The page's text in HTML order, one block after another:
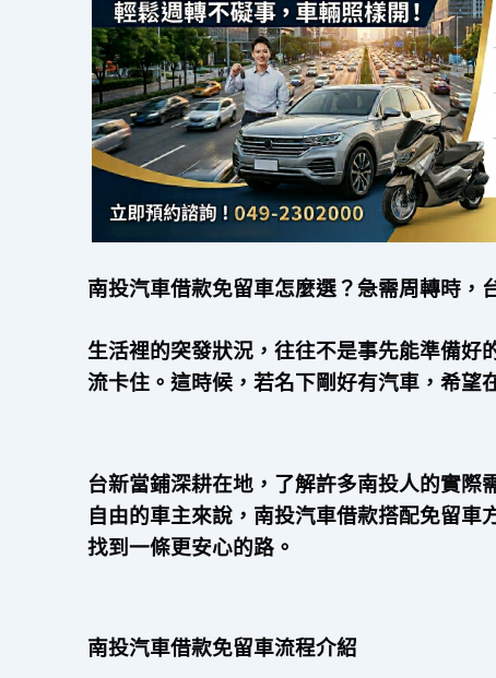
南投汽車借款免留車怎麼選？急需周轉時，
生活裡的突發狀況，往往不是事先能準備
流卡住。這時候，若名下剛好有汽車，希望
台新當鋪深耕在地，了解許多南投人的實
自由的車主來說，南投汽車借款搭配免留
找到一條更安心的路。
南投汽車借款免留車流程介紹